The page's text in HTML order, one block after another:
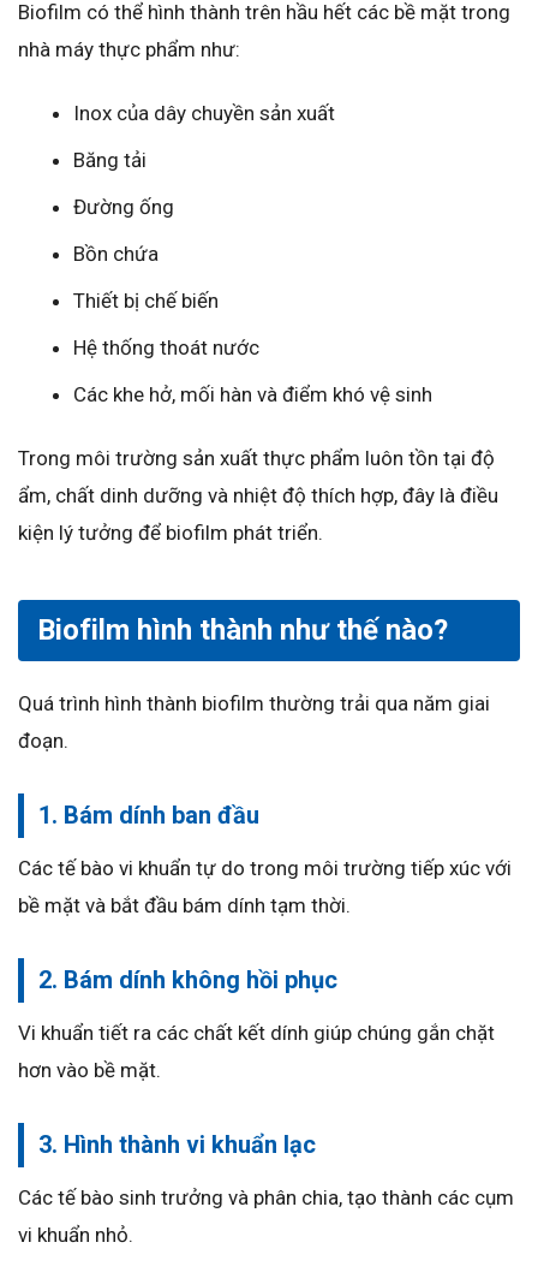
Biofilm có thể hình thành trên hầu hết các bề mặt trong
nhà máy thực phẩm như:
Inox của dây chuyền sản xuất
Băng tải
Đường ống
Bồn chứa
Thiết bị chế biến
Hệ thống thoát nước
Các khe hở, mối hàn và điểm khó vệ sinh
Trong môi trường sản xuất thực phẩm luôn tồn tại độ
ẩm, chất dinh dưỡng và nhiệt độ thích hợp, đây là điều
kiện lý tưởng để biofilm phát triển.
Biofilm hình thành như thế nào?
Quá trình hình thành biofilm thường trải qua năm giai
đoạn.
1. Bám dính ban đầu
Các tế bào vi khuẩn tự do trong môi trường tiếp xúc với
bề mặt và bắt đầu bám dính tạm thời.
2. Bám dính không hồi phục
Vi khuẩn tiết ra các chất kết dính giúp chúng gắn chặt
hơn vào bề mặt.
3. Hình thành vi khuẩn lạc
Các tế bào sinh trưởng và phân chia, tạo thành các cụm
vi khuẩn nhỏ.